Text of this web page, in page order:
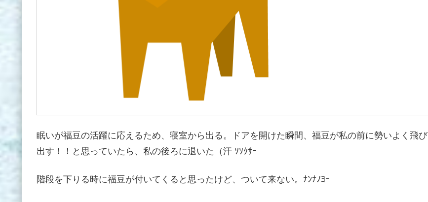
眠いが福豆の活躍に応えるため、寝室から出る。ドアを開けた瞬間、福豆が私の前に勢いよく飛び
出す！！と思っていたら、私の後ろに退いた（汗 ｿｿｸｻｰ
階段を下りる時に福豆が付いてくると思ったけど、ついて来ない。ﾅﾝﾅﾉﾖｰ